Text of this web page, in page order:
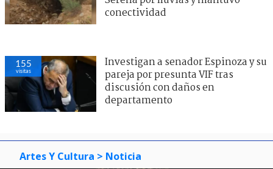
conectividad
155
visitas
Investigan a senador Espinoza y su
pareja por presunta VIF tras
discusión con daños en
departamento
Artes Y Cultura > Noticia